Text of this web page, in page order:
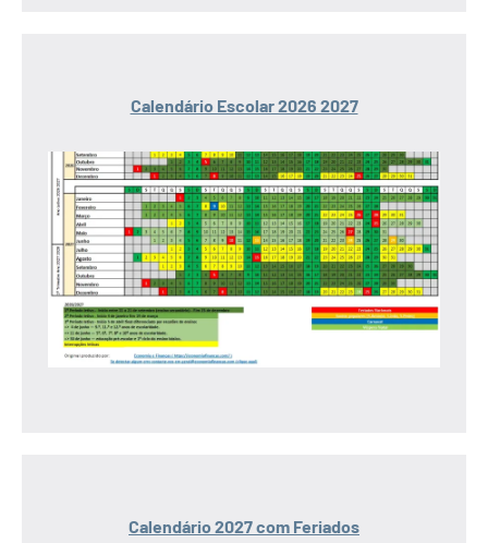
Calendário Escolar 2026 2027
Calendário 2027 com Feriados